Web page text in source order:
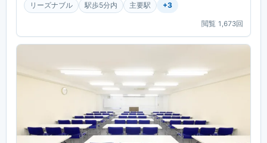
リーズナブル 駅歩5分内 主要駅 +3
閲覧 1,673回